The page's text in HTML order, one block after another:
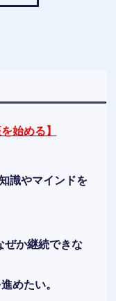
始める】
識やマインドを
ぜか継続できな
めたい。